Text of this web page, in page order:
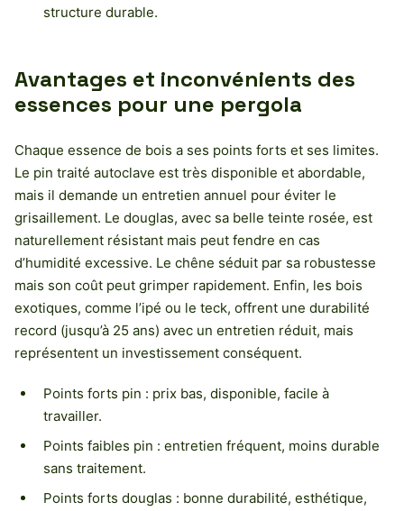
structure durable.
Avantages et inconvénients des
essences pour une pergola
Chaque essence de bois a ses points forts et ses limites.
Le pin traité autoclave est très disponible et abordable,
mais il demande un entretien annuel pour éviter le
grisaillement. Le douglas, avec sa belle teinte rosée, est
naturellement résistant mais peut fendre en cas
d’humidité excessive. Le chêne séduit par sa robustesse
mais son coût peut grimper rapidement. Enfin, les bois
exotiques, comme l’ipé ou le teck, offrent une durabilité
record (jusqu’à 25 ans) avec un entretien réduit, mais
représentent un investissement conséquent.
Points forts pin : prix bas, disponible, facile à
travailler.
Points faibles pin : entretien fréquent, moins durable
sans traitement.
Points forts douglas : bonne durabilité, esthétique,